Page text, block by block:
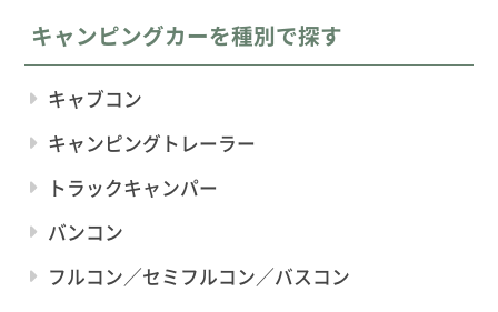
キャンピングカーを種別で探す
キャブコン
キャンピングトレーラー
トラックキャンパー
バンコン
フルコン／セミフルコン／バスコン